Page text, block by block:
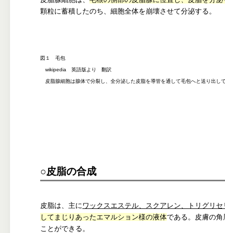
顆粒に蓄積したのち、細胞全体を崩壊させて分泌する。
図１ 毛包
wikipedia 英語版より 翻訳
皮脂腺細胞は腺体で分裂し、全分泌した皮脂を導管を通して毛包へと送り出し
○皮脂の合成
皮脂は、主にワックスエステル、スクアレン、トリグリセ
してまじりあったエマルション様の液体である。皮膚の
ことができる。